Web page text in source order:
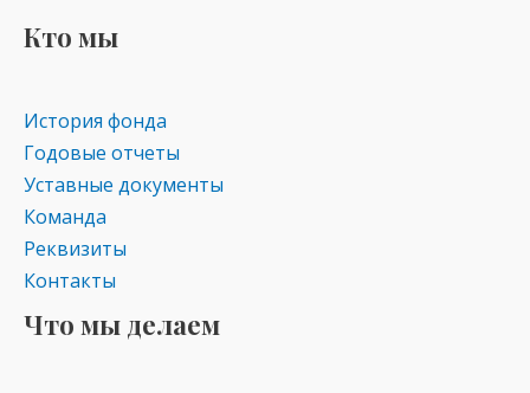
kl
as
s
ni
ki
Кто мы
История фонда
Годовые отчеты
Уставные документы
Команда
Реквизиты
Контакты
Что мы делаем